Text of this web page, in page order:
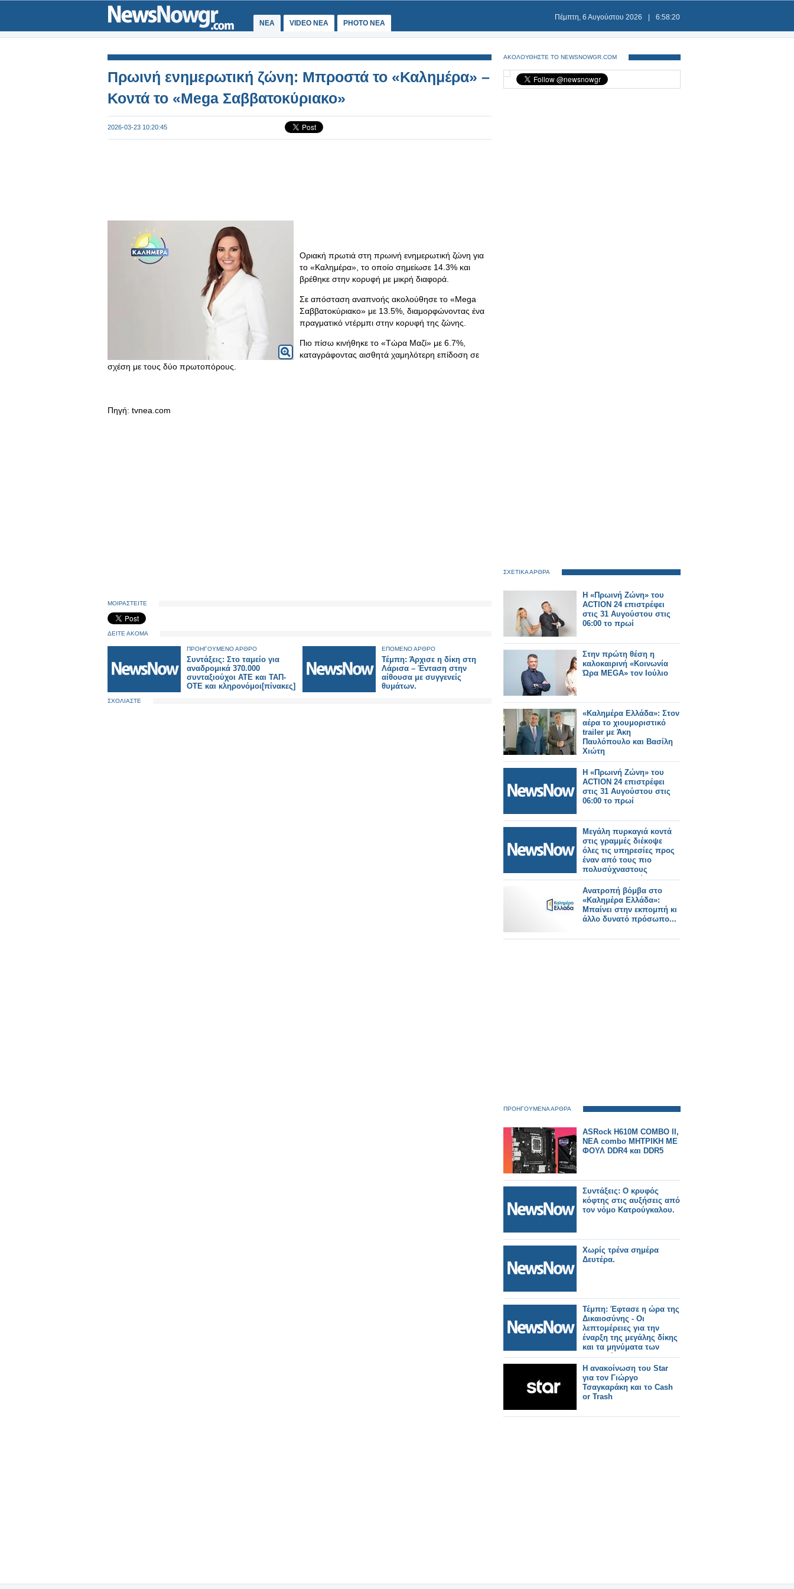
ΝΕΑ VIDEO NEA PHOTO NEA
Πέμπτη, 6 Αυγούστου 2026 6:58:20
Πρωινή ενημερωτική ζώνη: Μπροστά το «Καλημέρα» –
Κοντά το «Mega Σαββατοκύριακο»
2026-03-23 10:20:45
Οριακή πρωτιά στη πρωινή ενημερωτική ζώνη για
το «Καλημέρα», το οποίο σημείωσε 14.3% και
βρέθηκε στην κορυφή με μικρή διαφορά.
Σε απόσταση αναπνοής ακολούθησε το «Mega
Σαββατοκύριακο» με 13.5%, διαμορφώνοντας ένα
πραγματικό ντέρμπι στην κορυφή της ζώνης.
Πιο πίσω κινήθηκε το «Τώρα Μαζί» με 6.7%,
καταγράφοντας αισθητά χαμηλότερη επίδοση σε
σχέση με τους δύο πρωτοπόρους.
Πηγή: tvnea.com
ΜΟΙΡΑΣΤΕΙΤΕ
ΔΕΙΤΕ ΑΚΟΜΑ
ΠΡΟΗΓΟΥΜΕΝΟ ΑΡΘΡΟ
Συντάξεις: Στο ταμείο για
αναδρομικά 370.000
συνταξιούχοι ΑΤΕ και ΤΑΠ-
ΟΤΕ και κληρονόμοι[πίνακες]
ΕΠΟΜΕΝΟ ΑΡΘΡΟ
Τέμπη: Άρχισε η δίκη στη
Λάρισα – Ένταση στην
αίθουσα με συγγενείς
θυμάτων.
ΣΧΟΛΙΑΣΤΕ
ΑΚΟΛΟΥΘΗΣΤΕ ΤΟ NEWSNOWGR.COM
ΣΧΕΤΙΚΑ ΑΡΘΡΑ
Η «Πρωινή Ζώνη» του
ACTION 24 επιστρέφει
στις 31 Αυγούστου στις
06:00 το πρωί
Στην πρώτη θέση η
καλοκαιρινή «Κοινωνία
Ώρα MEGA» τον Ιούλιο
«Καλημέρα Ελλάδα»: Στον
αέρα το χιουμοριστικό
trailer με Άκη
Παυλόπουλο και Βασίλη
Χιώτη
Η «Πρωινή Ζώνη» του
ACTION 24 επιστρέφει
στις 31 Αυγούστου στις
06:00 το πρωί
Μεγάλη πυρκαγιά κοντά
στις γραμμές διέκοψε
όλες τις υπηρεσίες προς
έναν από τους πιο
πολυσύχναστους
σιδηροδρομικούς
σταθμούς του Λονδίνου.
Ανατροπή βόμβα στο
«Καλημέρα Ελλάδα»:
Μπαίνει στην εκπομπή κι
άλλο δυνατό πρόσωπο...
ΠΡΟΗΓΟΥΜΕΝΑ ΑΡΘΡΑ
ASRock H610M COMBO II,
ΝΕΑ combo ΜΗΤΡΙΚΗ ΜΕ
ΦΟΥΛ DDR4 και DDR5
Συντάξεις: Ο κρυφός
κόφτης στις αυξήσεις από
τον νόμο Κατρούγκαλου.
Χωρίς τρένα σημέρα
Δευτέρα.
Τέμπη: Έφτασε η ώρα της
Δικαιοσύνης - Οι
λεπτομέρειες για την
έναρξη της μεγάλης δίκης
και τα μηνύματα των
συγγενών.
Η ανακοίνωση του Star
για τον Γιώργο
Τσαγκαράκη και το Cash
or Trash